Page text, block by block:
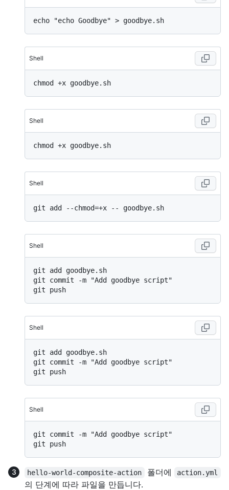
Shell
Shell
Shell
Shell
git add goodbye.sh
git commit -m "Add goodbye script"
Shell
git add goodbye.sh
git commit -m "Add goodbye script"
Shell
git commit -m "Add goodbye script"
hello-world-composite-action 폴더에 action.yml
의 단계에 따라 파일을 만듭니다.